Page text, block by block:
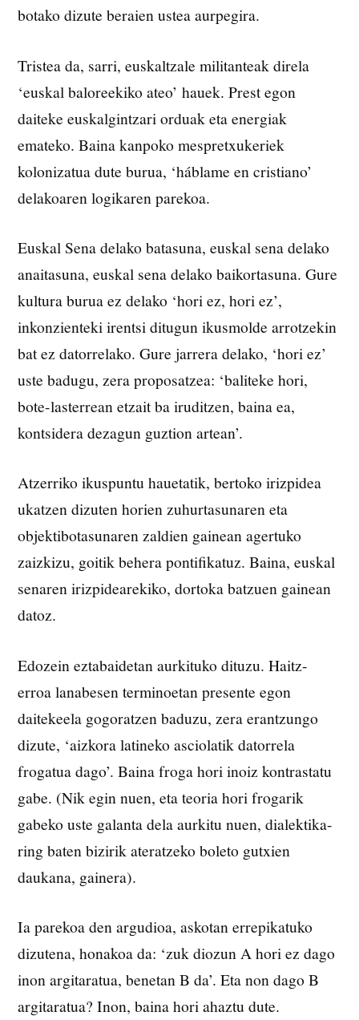
botako dizute beraien ustea aurpegira.
Tristea da, sarri, euskaltzale militanteak direla
‘euskal baloreekiko ateo’ hauek. Prest egon
daiteke euskalgintzari orduak eta energiak
emateko. Baina kanpoko mespretxukeriek
kolonizatua dute burua, ‘háblame en cristiano’
delakoaren logikaren parekoa.
Euskal Sena delako batasuna, euskal sena delako
anaitasuna, euskal sena delako baikortasuna. Gure
kultura burua ez delako ‘hori ez, hori ez’,
inkonzienteki irentsi ditugun ikusmolde arrotzekin
bat ez datorrelako. Gure jarrera delako, ‘hori ez’
uste badugu, zera proposatzea: ‘baliteke hori,
bote-lasterrean etzait ba iruditzen, baina ea,
kontsidera dezagun guztion artean’.
Atzerriko ikuspuntu hauetatik, bertoko irizpidea
ukatzen dizuten horien zuhurtasunaren eta
objektibotasunaren zaldien gainean agertuko
zaizkizu, goitik behera pontifikatuz. Baina, euskal
senaren irizpidearekiko, dortoka batzuen gainean
datoz.
Edozein eztabaidetan aurkituko dituzu. Haitz-
erroa lanabesen terminoetan presente egon
daitekeela gogoratzen baduzu, zera erantzungo
dizute, ‘aizkora latineko asciolatik datorrela
frogatua dago’. Baina froga hori inoiz kontrastatu
gabe. (Nik egin nuen, eta teoria hori frogarik
gabeko uste galanta dela aurkitu nuen, dialektika-
ring baten bizirik ateratzeko boleto gutxien
daukana, gainera).
Ia parekoa den argudioa, askotan errepikatuko
dizutena, honakoa da: ‘zuk diozun A hori ez dago
inon argitaratua, benetan B da’. Eta non dago B
argitaratua? Inon, baina hori ahaztu dute.